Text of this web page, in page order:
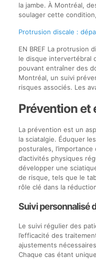
la jambe. À Montréal,
soulager cette
Protrusion discale :
EN BREF La protrusion
le disque intervertébral
pouvant entraîner des
Montréal, un suivi
risques associés. Les
Prévention et
La prévention est un
la sciatalgie. Éduquer
posturales, l’importance
d’activités physiques
développer une
de risque, tels que le
rôle clé dans la
Suivi personnalisé
Le suivi régulier des
l’efficacité des
ajustements
Chaque cas étant